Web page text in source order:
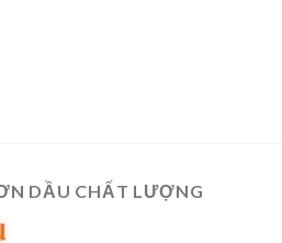
DẦU CHẤT LƯỢNG